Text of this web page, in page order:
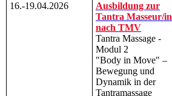
16.-19.04.2026
Ausbildung zur
Tantra Masseur/in
nach TMV
Tantra Massage -
Modul 2
"Body in Move" –
Bewegung und
Dynamik in der
Tantramassage